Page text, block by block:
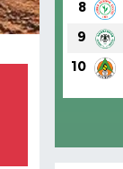
8
9
10